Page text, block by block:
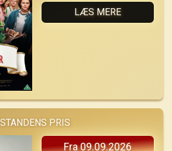
LÆS MERE
PRIS
Fra 09.09.2026